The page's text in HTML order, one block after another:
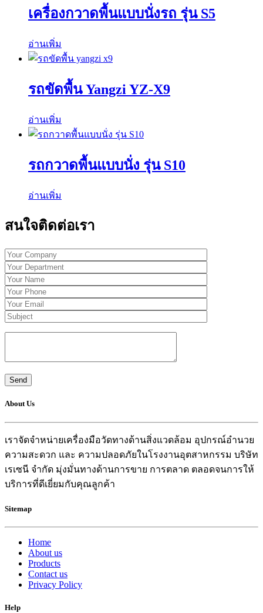
เครื่องกวาดพื้นแบบนั่งรถ รุ่น S5
อ่านเพิ่ม
รถขัดพื้น Yangzi YZ-X9
อ่านเพิ่ม
รถกวาดพื้นแบบนั่ง รุ่น S10
อ่านเพิ่ม
สนใจติดต่อเรา
About Us
เราจัดจำหน่ายเครื่องมือวัดทางด้านสิ่งแวดล้อม อุปกรณ์อำนวย
ความสะดวก และ ความปลอดภัยในโรงงานอุตสาหกรรม บริษัท
เรเซนี จำกัด มุ่งมั่นทางด้านการขาย การตลาด ตลอดจนการให้
บริการที่ดีเยี่ยมกับคุณลูกค้า
Sitemap
Home
About us
Products
Contact us
Privacy Policy
Help